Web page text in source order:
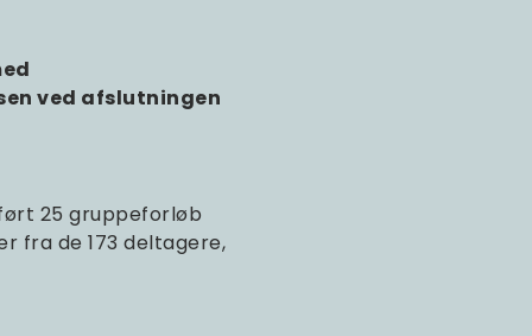
ved afslutningen
25 gruppeforløb
fra de 173 deltagere,